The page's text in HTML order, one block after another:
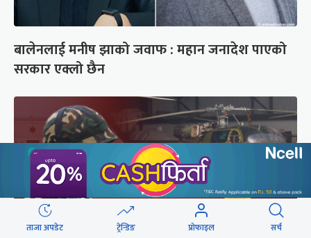
बालेनलाई मनीष झाको जवाफ : महान जनादेश पाएको
सरकार एक्लो छैन
ताजा अपडेट ट्रेन्डिङ प्रोफाइल सर्च